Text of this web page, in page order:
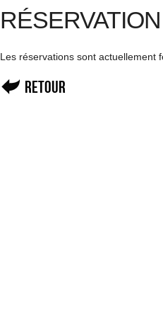
RÉSERVATION
Les réservations sont actuellement
Retour